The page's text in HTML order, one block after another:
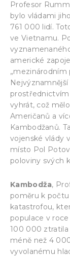
Profesor
bylo vládami
761 000 lidí.
ve Vietnamu.
americké
vyhrát, což
Američanů a
Kambodžanů.
vojenské vlády
místo Pol
poloviny svých
Kambodža,
poměru k
katastrofou,
populace v
100 000 ztratila
méně než 4
vyvolanému